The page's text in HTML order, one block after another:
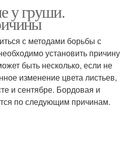
у груши.
с методами борьбы с
установить причину
быть несколько, если не
изменение цвета листьев,
и сентябре. Бордовая и
по следующим причинам.